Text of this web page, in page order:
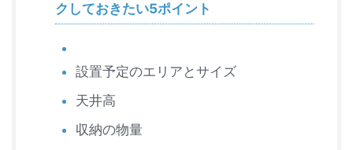
クしておきたい5ポイント
設置予定のエリアとサイズ
天井高
収納の物量